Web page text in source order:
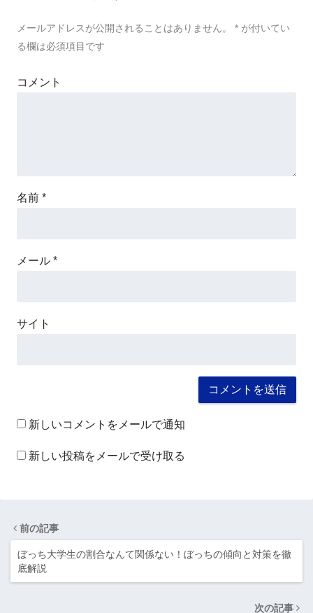
メールアドレスが公開されることはありません。 * が付いてい
る欄は必須項目です
コメント
名前 *
メール *
サイト
新しいコメントをメールで通知
新しい投稿をメールで受け取る
前の記事
ぼっち大学生の割合なんて関係ない！ぼっちの傾向と対策を徹
底解説
次の記事